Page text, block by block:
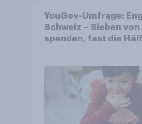
YouGov-Umfrage:
Schweiz – Sieben von
spenden, fast die